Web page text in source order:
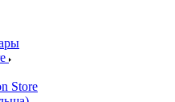
Store